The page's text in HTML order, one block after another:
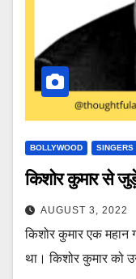
BOLLYWOOD SINGERS
किशोर कुमार से
AUGUST 3, 2022
किशोर कुमार एक
था। किशोर कुमार को